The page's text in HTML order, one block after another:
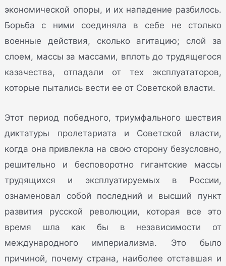
экономической опоры, и их нападение разбилось.
Борьба с ними соединяла в себе не столько
военные действия, сколько агитацию; слой за
слоем, массы за массами, вплоть до трудящегося
казачества, отпадали от тех эксплуататоров,
которые пытались вести ее от Советской власти.
Этот период победного, триумфального шествия
диктатуры пролетариата и Советской власти,
когда она привлекла на свою сторону безусловно,
решительно и бесповоротно гигантские массы
трудящихся и эксплуатируемых в России,
ознаменовал собой последний и высший пункт
развития русской революции, которая все это
время шла как бы в независимости от
международного империализма. Это было
причиной, почему страна, наиболее отставшая и